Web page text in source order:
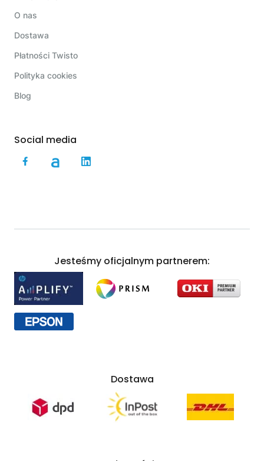
O nas
Dostawa
Płatności Twisto
Polityka cookies
Blog
Social media
Jesteśmy oficjalnym partnerem:
Dostawa